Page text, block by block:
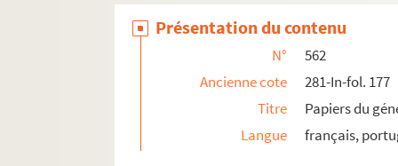
CXXVII-CXXVIII. Correspondance
CXXIX. Pièces diverses concernant l'armée
CXXX-CXXXVII. Registres de
CXXXVIII-CXL. Pièces relatives au
CXLI-CXLVI. Correspondance avec le
CXLVII. Notes diverses du général Decaen
Présentation du contenu
N°
562
Ancienne cote
281-In-fol. 177
Titre
Papiers du
Langue
français,